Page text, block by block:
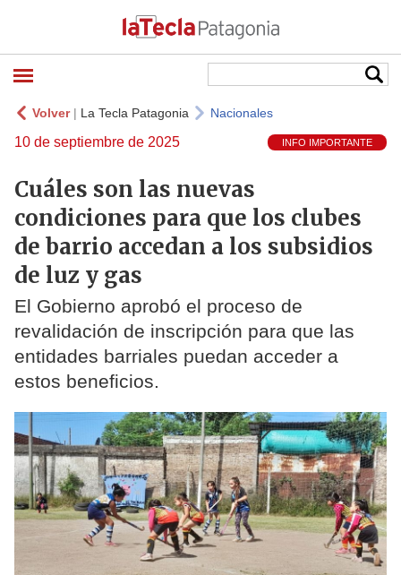
Volver| La Tecla Patagonia Nacionales
10 de septiembre de 2025 INFO IMPORTANTE
Cuáles son las nuevas
condiciones para que los clubes
de barrio accedan a los subsidios
de luz y gas
El Gobierno aprobó el proceso de
revalidación de inscripción para que las
entidades barriales puedan acceder a
estos beneficios.